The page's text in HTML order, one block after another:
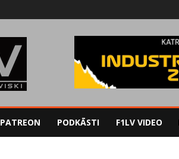
PATREON PODKĀSTI F1LV VIDEO